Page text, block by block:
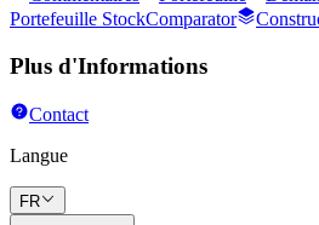
Portefeuille StockComparator
Plus d'Informations
Contact
Langue
FR